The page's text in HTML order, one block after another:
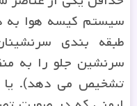
سیستم کیسه هوا به
طبقه بندی
سرنشین جلو را به
تشخیص می دهد). یا